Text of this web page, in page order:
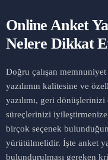
Online Anket
Nelere Dikkat
Doğru çalışan
yazılımın kalitesine ve
yazılımı, geri
süreçlerinizi iyileştirmenize
birçok seçenek
yürütülmelidir. İşte anket
bulundurulması gereken